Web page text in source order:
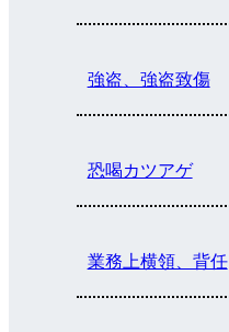
強盗、強盗致傷
恐喝カツアゲ
業務上横領、背任